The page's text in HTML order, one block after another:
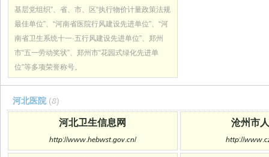
基层党组织”、省、市、区“执行物价计量政策法规
最佳单位”、“河南省医院行风建设先进单位”、“河
南省卫生系统十一·五行风建设先进单位”、郑州
市“五一劳动奖状”、郑州市“花园式绿化先进单
位”等多项荣誉称号。
河北医院 (8)
河北卫生信息网
http://www.hebwst.gov.cn/
沧州市
http://